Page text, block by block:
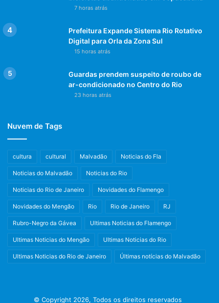
7 horas atrás
Prefeitura Expande Sistema Rio Rotativo
Digital para Orla da Zona Sul
15 horas atrás
Guardas prendem suspeito de roubo de
ar-condicionado no Centro do Rio
23 horas atrás
Nuvem de Tags
cultura cultural Malvadão Noticias do Fla
Noticias do Malvadão Noticias do Rio
Noticias do Rio de Janeiro Novidades do Flamengo
Novidades do Mengão Rio Rio de Janeiro RJ
Rubro-Negro da Gávea Ultimas Noticias do Flamengo
Ultimas Noticias do Mengão Ultimas Noticias do Rio
Ultimas Noticias do Rio de Janeiro Últimas notícias do Malvadão
© Copyright 2026, Todos os direitos reservados